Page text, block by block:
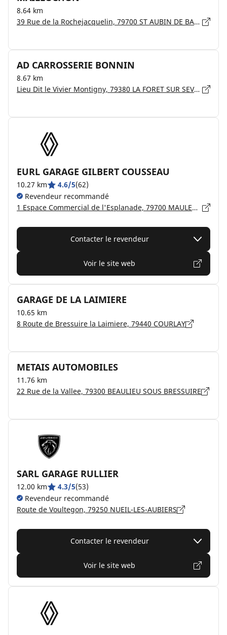
8.64 km
39 Rue de la Rochejacquelin, 79700 ST AUBIN DE BAUBIGNE
AD CARROSSERIE BONNIN
8.67 km
Lieu Dit le Vivier Montigny, 79380 LA FORET SUR SEVRE
EURL GARAGE GILBERT COUSSEAU
10.27 km 4.6/5(62)
Revendeur recommandé
1 Espace Commercial de l'Esplanade, 79700 MAULEON
Contacter le revendeur
Voir le site web
GARAGE DE LA LAIMIERE
10.65 km
8 Route de Bressuire la Laimiere, 79440 COURLAY
METAIS AUTOMOBILES
11.76 km
22 Rue de la Vallee, 79300 BEAULIEU SOUS BRESSUIRE
SARL GARAGE RULLIER
12.00 km 4.3/5(53)
Revendeur recommandé
Route de Voultegon, 79250 NUEIL-LES-AUBIERS
Contacter le revendeur
Voir le site web